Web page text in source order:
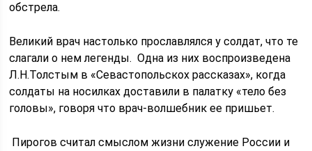
обстрела.
Великий врач настолько прославлялся у солдат, что те
слагали о нем легенды. Одна из них воспроизведена
Л.Н.Толстым в «Севастопольскох рассказах», когда
солдаты на носилках доставили в палатку «тело без
головы», говоря что врач-волшебник ее пришьет.
Пирогов считал смыслом жизни служение России и